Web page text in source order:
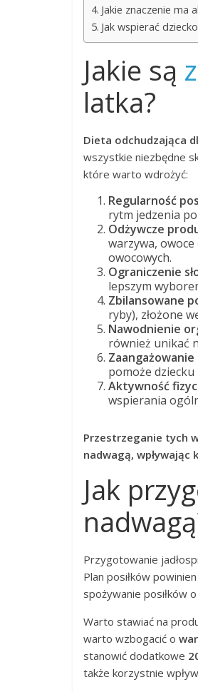
Jakie znaczenie ma
Jak wspierać
Jakie są
latka?
Dieta odchudzająca
wszystkie niezbędne
które warto wdrożyć:
Regularność
rytm jedzenia
Odżywcze
warzywa,
owocowych.
Ograniczenie
lepszym
Zbilansowane
ryby), złożone
Nawodnienie
również unikać
pomoże
Aktywność
wspierania
Przestrzeganie tych
nadwagą,
Jak
Przygotowanie
Plan posiłków
spożywanie posiłków
Warto stawiać na
warto wzbogacić o
stanowić dodatkowe
także korzystnie